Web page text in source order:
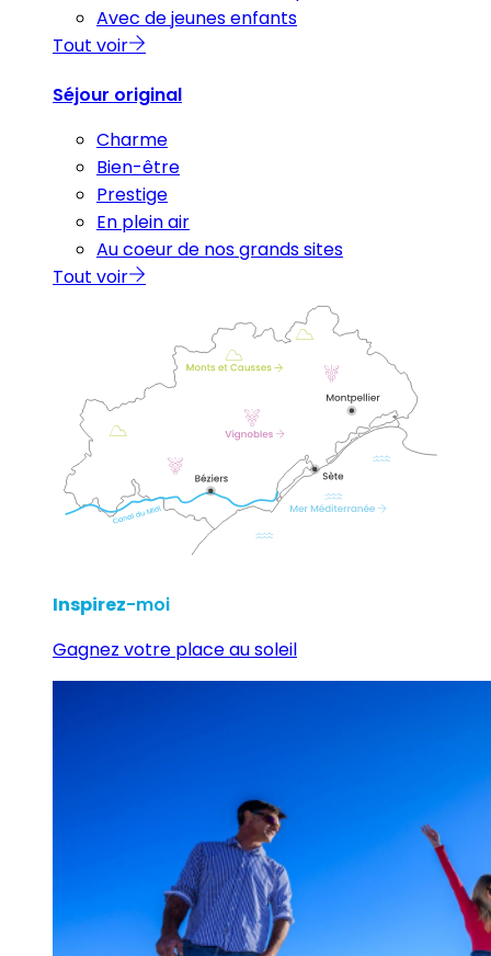
Avec de jeunes enfants
Tout voir
Séjour original
Charme
Bien-être
Prestige
En plein air
Au coeur de nos grands sites
Tout voir
Inspirez-moi
Gagnez votre place au soleil